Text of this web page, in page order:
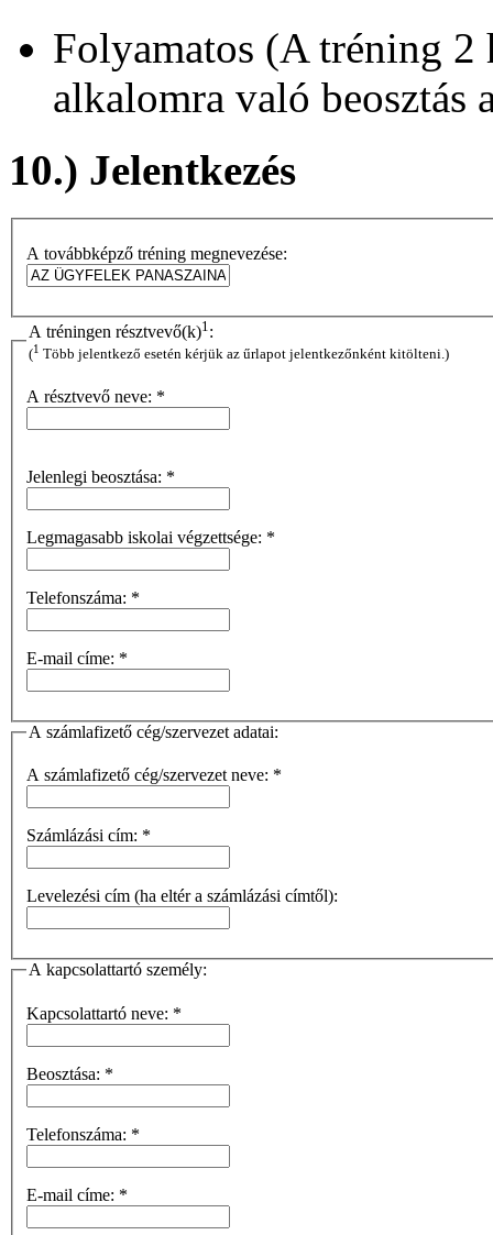
Folyamatos (A tréning 2
alkalomra való beosztás
10.) Jelentkezés
A továbbképző tréning megnevezése:
A tréningen résztvevő(k)1:
(1 Több jelentkező esetén kérjük az űrlapot jelentkezőnként kitölteni.)
A résztvevő neve: *
Jelenlegi beosztása: *
Legmagasabb iskolai végzettsége: *
Telefonszáma: *
E-mail címe: *
A számlafizető cég/szervezet adatai:
A számlafizető cég/szervezet neve: *
Számlázási cím: *
Levelezési cím (ha eltér a számlázási címtől):
A kapcsolattartó személy:
Kapcsolattartó neve: *
Beosztása: *
Telefonszáma: *
E-mail címe: *